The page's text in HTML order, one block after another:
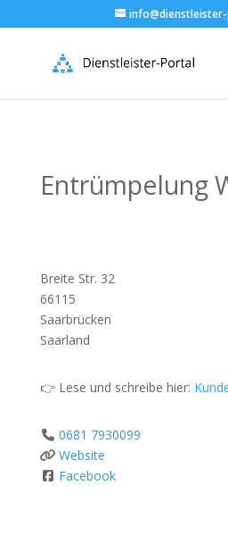
Entrümpelung
Breite Str. 32
66115
Saarbrücken
Saarland
👉 Lese und schreibe hier:
0681 7930099
Website
Facebook